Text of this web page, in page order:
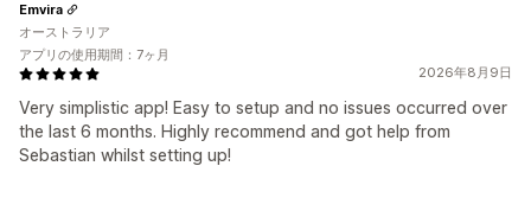
2026年8月9日
Very simplistic app! Easy to setup and no issues occurred over
the last 6 months. Highly recommend and got help from
Sebastian whilst setting up!
Emvira
オーストラリア
アプリの使用期間：7ヶ月